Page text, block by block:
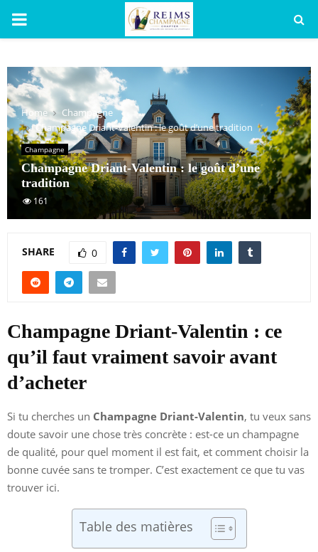
PRIMARY
Home
Champagne
Champagne Driant-Valentin : le goût d’une tradition
Champagne
Champagne Driant-Valentin : le goût d’une
tradition
161
SHARE 0
Champagne Driant-Valentin : ce
qu’il faut vraiment savoir avant
d’acheter
Si tu cherches un Champagne Driant-Valentin, tu veux sans
doute savoir une chose très concrète : est-ce un champagne
de qualité, pour quel moment il est fait, et comment choisir la
bonne cuvée sans te tromper. C’est exactement ce que tu vas
trouver ici.
Table des matières